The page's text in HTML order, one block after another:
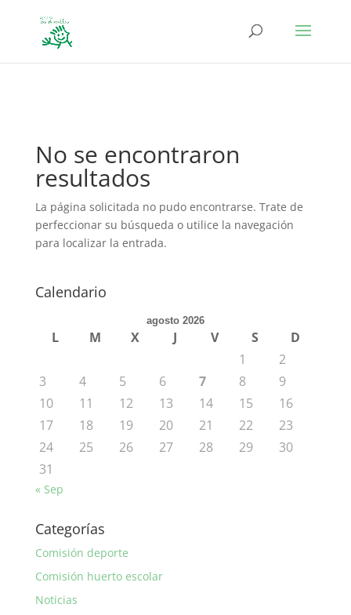
No se encontraron
resultados
La página solicitada no pudo encontrarse. Trate de
perfeccionar su búsqueda o utilice la navegación
para localizar la entrada.
Calendario
agosto 2026
L M X J V S
D
1
2
3
4 5 6 7 8
9
10
11 12 13 14 15
16
17
18 19 20 21 22
23
24
25 26 27 28 29
30
31
« Sep
Categorías
Comisión deporte
Comisión huerto escolar
Noticias